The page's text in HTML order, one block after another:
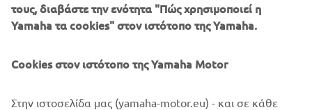
επικεντρώνονται στην άνεση, την ευελιξία και την
γρήγορη, σταθερή και αποτελεσματική απόδοση. Κάθε
σχεδίαση, σε συνδυασμό με την τεχνολογία της γάστρας
τους, διαβάστε την ενότητα "Πώς χρησιμοποιεί η
Yamaha τα cookies" στον ιστότοπο της Yamaha.
Cookies στον ιστότοπο της Yamaha Motor
Στην ιστοσελίδα μας (yamaha-motor.eu) - και σε κάθε